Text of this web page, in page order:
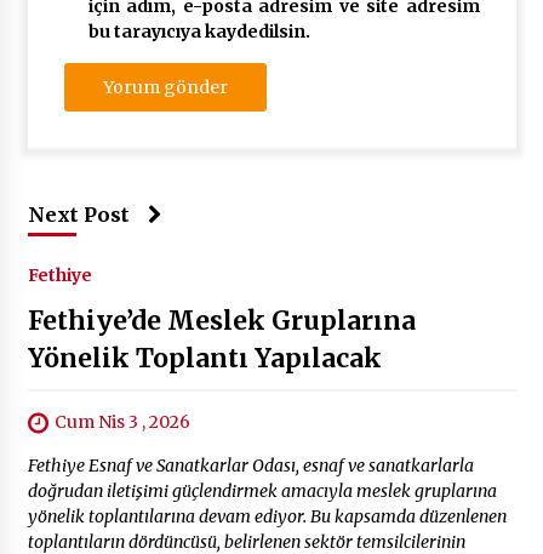
için adım, e-posta adresim ve site adresim
bu tarayıcıya kaydedilsin.
Next Post
Fethiye
Fethiye’de Meslek Gruplarına
Yönelik Toplantı Yapılacak
Cum Nis 3 , 2026
Fethiye Esnaf ve Sanatkarlar Odası, esnaf ve sanatkarlarla
doğrudan iletişimi güçlendirmek amacıyla meslek gruplarına
yönelik toplantılarına devam ediyor. Bu kapsamda düzenlenen
toplantıların dördüncüsü, belirlenen sektör temsilcilerinin